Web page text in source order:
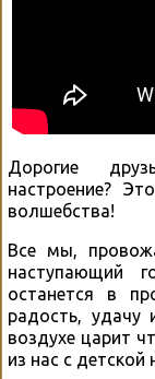
Дорогие
настроение?
волшебства!
Все мы,
наступающий
останется в
радость, удачу
воздухе царит
из нас с